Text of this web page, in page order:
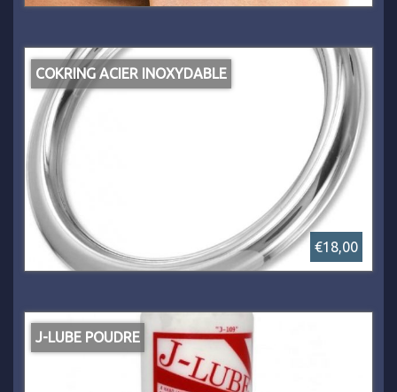
COKRING ACIER INOXYDABLE
€18,00
J-LUBE POUDRE